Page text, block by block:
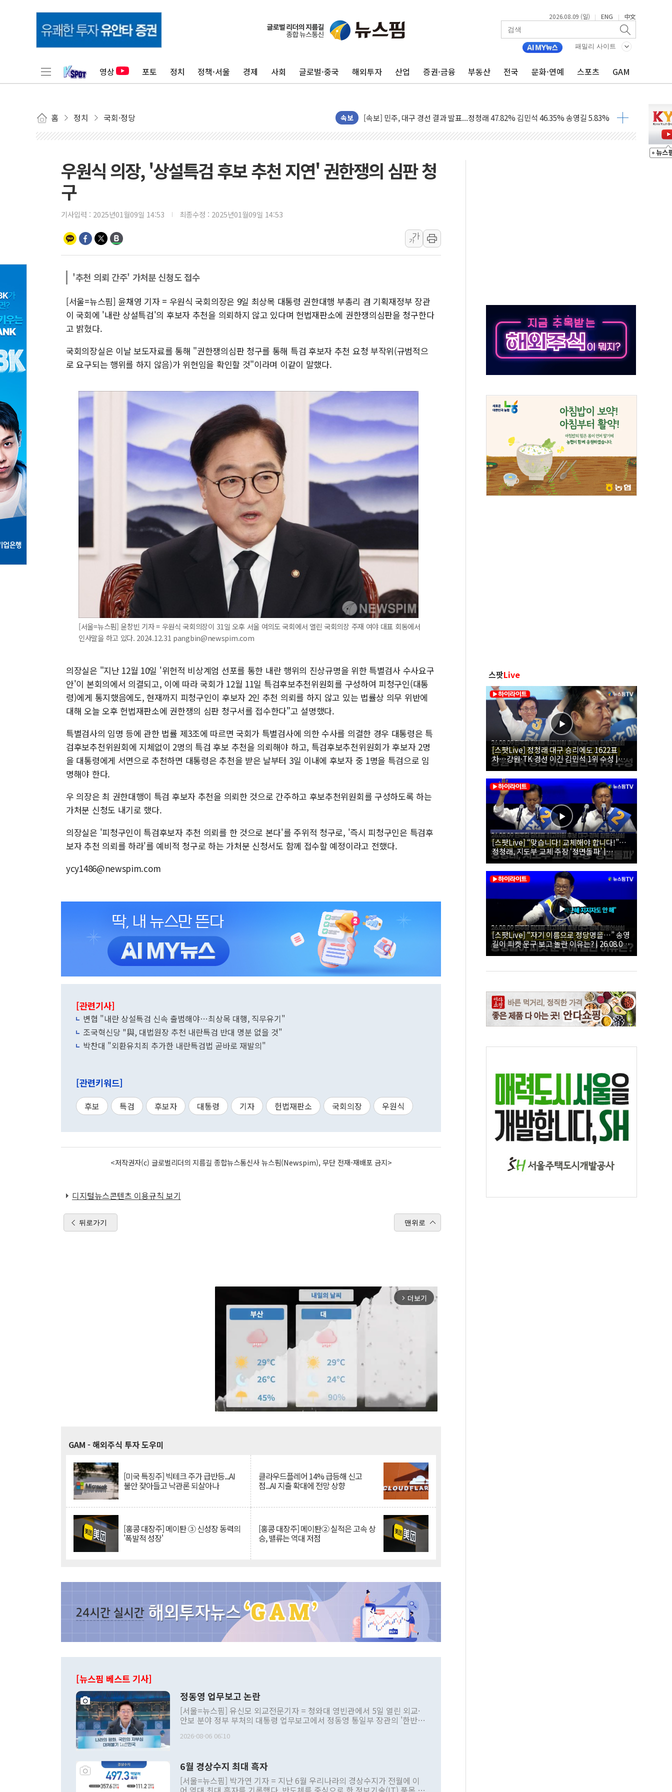
2026.08.09 (일) | ENG | 中文
패밀리 사이트
영상 포토 정치 정책·서울 경제 사회 글로벌·중국 해외투자 산업 증권·금융 부동산 전국 문화·연예 스포츠 GAM
홈 정치 국회·정당 속보
평택 진위면 공장서 질식사고 발생…작업자 1명 숨져
[종합] 김민석, 정청래에 누적 1.48%p 차 선두 유지...金 46.01% vs 鄭 44.53%
민주당 경북도당위원장에 오중기 당선...합산득표율 68.63%
김민석, 강원·대구·경북 경선서 정청래에 승리…金 48.54% vs 鄭 44.40%
[속보] 민주, 강원·대구·경북 경선 결과...김민석 48.54% 정청래 44.40%
[속보] 민주, 강원 경선 결과 발표...김민석 50.30% 정청래 41.94% 송영길 7.76%
정재헌 CEO, SKT 장기고객 400명 맞이…"마음 잇는 시간 되길"
최태원, 노소영에 9440억 지급 확정되나…재상고 앞두고 막판 셈법
병무청, 보충역 전면 손질… 예술·체육요원 최대 33% 감축
홈플러스發 대형마트 판매, 역대 최대폭 감소한 9.4%↓…유통업계 양극화 심화
윤준병·이해민 의원, '정부 특사'로 콜롬비아 대통령 취임식 참석
'호우·산사태 주의보' 울진 시간당 30mm 강한 비...호우 피해 없어
여야, 황희 '버스 하우스' 공방…野 "청년 우롱 기괴" vs 與 "송구한 해프닝"
우원식 의장, '상설특검 후보 추천 지연' 권한쟁의 심판 청
구
기사입력 : 2025년01월09일 14:53 최종수정 : 2025년01월09일 14:53
가
가
'추천 의뢰 간주' 가처분 신청도 접수
[서울=뉴스핌] 윤채영 기자 = 우원식 국회의장은 9일 최상목 대통령 권한대행 부총리 겸 기획재정부 장관
이 국회에 '내란 상설특검'의 후보자 추천을 의뢰하지 않고 있다며 헌법재판소에 권한쟁의심판을 청구한다
고 밝혔다.
국회의장실은 이날 보도자료를 통해 "권한쟁의심판 청구를 통해 특검 후보자 추천 요청 부작위(규범적으
로 요구되는 행위를 하지 않음)가 위헌임을 확인할 것"이라며 이같이 말했다.
[서울=뉴스핌] 윤창빈 기자 = 우원식 국회의장이 31일 오후 서울 여의도 국회에서 열린 국회의장 주재 여야 대표 회동에서
인사말을 하고 있다. 2024.12.31 pangbin@newspim.com
의장실은 "지난 12월 10일 '위헌적 비상계엄 선포를 통한 내란 행위의 진상규명을 위한 특별검사 수사요구
안'이 본회의에서 의결되고, 이에 따라 국회가 12월 11일 특검후보추천위원회를 구성하여 피청구인(대통
령)에게 통지했음에도, 현재까지 피청구인이 후보자 2인 추천 의뢰를 하지 않고 있는 법률상 의무 위반에
대해 오늘 오후 헌법재판소에 권한쟁의 심판 청구서를 접수한다"고 설명했다.
특별검사의 임명 등에 관한 법률 제3조에 따르면 국회가 특별검사에 의한 수사를 의결한 경우 대통령은 특
검후보추천위원회에 지체없이 2명의 특검 후보 추천을 의뢰해야 하고, 특검후보추천위원회가 후보자 2명
을 대통령에게 서면으로 추천하면 대통령은 추천을 받은 날부터 3일 이내에 후보자 중 1명을 특검으로 임
명해야 한다.
우 의장은 최 권한대행이 특검 후보자 추천을 의뢰한 것으로 간주하고 후보추천위원회를 구성하도록 하는
가처분 신청도 내기로 했다.
의장실은 '피청구인이 특검후보자 추천 의뢰를 한 것으로 본다'를 주위적 청구로, '즉시 피청구인은 특검후
보자 추천 의뢰를 하라'를 예비적 청구로 하는 가처분 신청서도 함께 접수할 예정이라고 전했다.
ycy1486@newspim.com
[관련기사]
변협 "내란 상설특검 신속 출범해야…최상목 대행, 직무유기"
조국혁신당 "與, 대법원장 추천 내란특검 반대 명분 없을 것"
박찬대 "외환유치죄 추가한 내란특검법 곧바로 재발의"
[관련키워드]
후보 특검 후보자 대통령 기자 헌법재판소 국회의장 우원식
<저작권자(c) 글로벌리더의 지름길 종합뉴스통신사 뉴스핌(Newspim), 무단 전재-재배포 금지>
디지털뉴스콘텐츠 이용규칙 보기
뒤로가기 맨위로
arrow_forward_ios 더보기
GAM - 해외주식 투자 도우미
[미국 특징주] 빅테크 주가 급반등...AI
불안 잦아들고 낙관론 되살아나
클라우드플레어 14% 급등해 신고
점...AI 지출 확대에 전망 상향
[홍콩 대장주] 메이퇀 ③ 신성장 동력의
'폭발적 성장'
[홍콩 대장주] 메이퇀② 실적은 고속 상
승, 밸류는 역대 저점
[뉴스핌 베스트 기사]
정동영 업무보고 논란
[서울=뉴스핌] 유신모 외교전문기자 = 청와대 영빈관에서 5일 열린 외교·
안보 분야 정부 부처의 대통령 업무보고에서 정동영 통일부 장관의 '한반도
발언 중에는 정부 내 조율을 거치지 않은 사안을 정책으로 추진하겠다고 공
주의적 희망에 근거한 비현실적 구상'이라는 비판을 내놨다. 그동안 정 장
관의 대북 정책 관련 발언이 물의를 빚은 적은 여러 번 있지만 대통령과 유
관 부처 장관이 공개적으로 부정적 입장을 표명한 것은 이례적이다. 정 장
2026-08-06 06:10
6월 경상수지 최대 흑자
[서울=뉴스핌] 박가연 기자 = 지난 6월 우리나라의 경상수지가 전월에 이
스팟Live
[스팟Live] 정청래 대구 승리에도 1622표
차…강원·TK 경선 이긴 김민석 1위 수성 |
26.08.09 더불어민주당 당대표·최고위원 후
보 대구·경북 합동연설회
[스팟Live] “맞습니다! 교체해야 합니다!”…
정청래, 지도부 교체 주장 ‘정면돌파’ |
26.08.09 더불어민주당 당대표·최고위원 후
보 대구·경북 합동연설회
[스팟Live] “자기 이름으로 정당명을…” 송영
길이 피켓 문구 보고 놀란 이유는? | 26.08.09
더불어민주당 당대표·최고위원 후보 대구·경